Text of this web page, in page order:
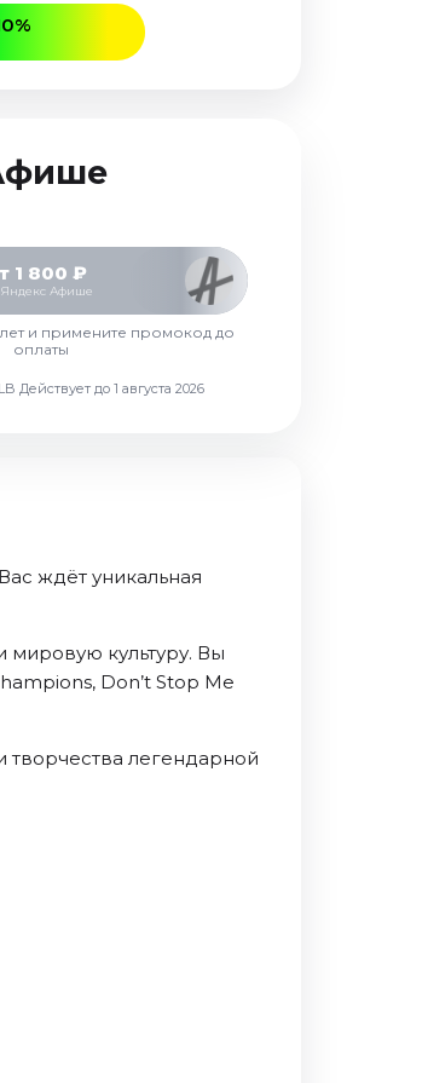
1 800 ₽
Афише
и примените промокод до
оплаты
Действует до 1 августа 2026
ждёт уникальная
культуру. Вы
Don’t Stop Me
творчества легендарной